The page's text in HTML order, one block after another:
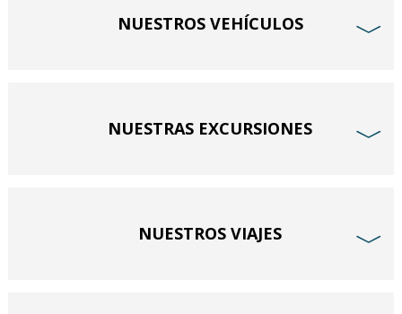
NUESTROS VEHÍCULOS ﹀
NUESTRAS EXCURSIONES ﹀
NUESTROS VIAJES ﹀